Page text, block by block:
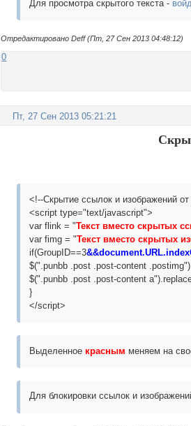
Для просмотра скрытого текста -
Отредактировано Deff (Пт, 27 Сен 2013 04:48:12)
0
Пт, 27 Сен 2013 05:21:21
<!--Скрытие ccылок и изображений от
<script type="text/javascript">
var flink = "Текст вместо скрытых
var fimg = "Текст вместо скрытых
if(GroupID==3
$(".punbb .post .post-content
$(".punbb .post .post-content
}
</script>
Выделенноекрасным меняем на
Для блокировки ссылок и